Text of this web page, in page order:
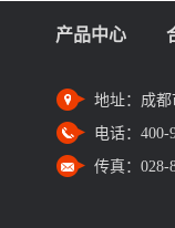
产品中心
地址： 成
电话： 400-
传真： 028-